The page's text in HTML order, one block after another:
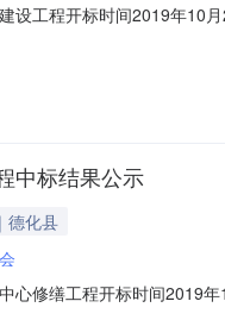
设工程开标时间2019年10
设工程有限公司项目负责
中标结果公示
德化县
心修缮工程开标时间2019